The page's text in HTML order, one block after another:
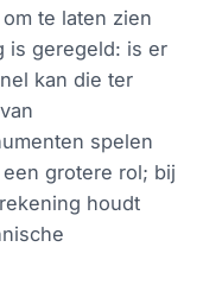
te laten zien
is geregeld: is er
kan die ter
spelen
grotere rol; bij
houdt